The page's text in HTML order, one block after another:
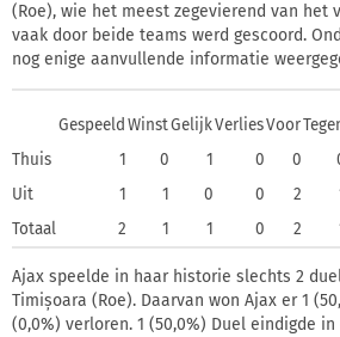
(Roe), wie het meest zegevierend van het
vaak door beide teams werd gescoord.
nog enige aanvullende informatie
Gespeeld WinstGelijkVerliesVoor
Thuis
1 0 1 0 0
Uit
1 1 0 0 2
Totaal
2 1 1 0 2
Ajax speelde in haar historie slechts 2
Timișoara (Roe). Daarvan won Ajax er 1
(0,0%) verloren. 1 (50,0%) Duel eindigde